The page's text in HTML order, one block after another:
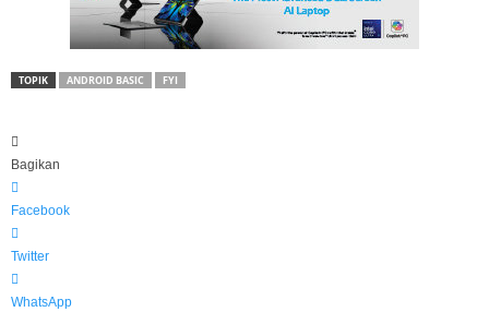
TOPIK ANDROID BASIC FYI
Bagikan
Facebook
Twitter
WhatsApp